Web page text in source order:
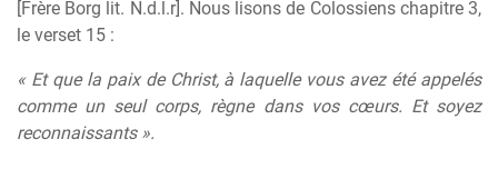
[Frère Borg lit. N.d.l.r]. Nous lisons de Colossiens chapitre 3,
le verset 15 :
« Et que la paix de Christ, à laquelle vous avez été appelés
comme un seul corps, règne dans vos cœurs. Et soyez
reconnaissants ».